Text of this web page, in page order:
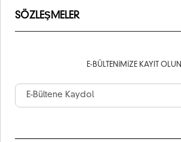
SÖZLEŞMELER
E-BÜLTENIMIZE KAYIT OLUN